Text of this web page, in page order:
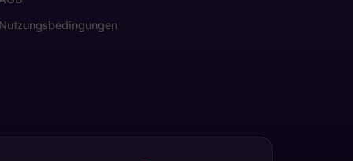
Nutzungsbedingungen